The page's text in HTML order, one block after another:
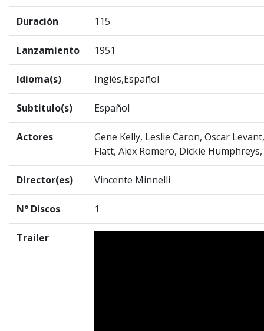
Duración 115
Lanzamiento 1951
Idioma(s) Inglés,Español
Subtitulo(s) Español
Actores
Gene Kelly, Leslie Caron, Oscar
Flatt, Alex Romero, Dickie
Director(es) Vincente Minnelli
N° Discos 1
Trailer